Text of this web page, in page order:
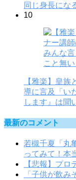
同じ身長にな
10
【雅楽】皇
導に言及「い
します』は聞
最新のコメント
若槻千夏「丸
ってみて！本
【悲報】プロ
「子供が飲